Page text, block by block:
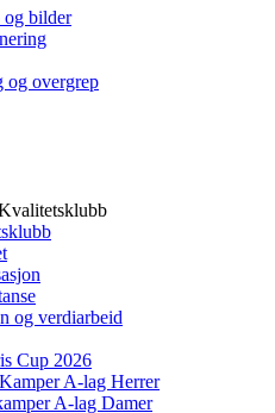
og bilder
og overgrep
og verdiarbeid
Cup 2026
A-lag Herrer
A-lag Damer